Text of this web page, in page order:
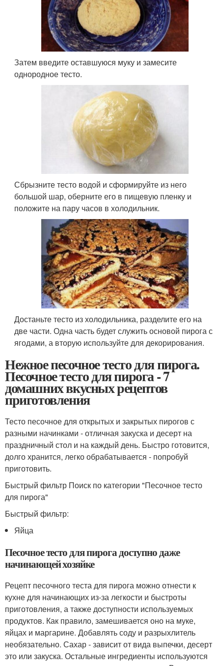
Затем введите оставшуюся муку и замесите
однородное тесто.
Сбрызните тесто водой и сформируйте из него
большой шар, оберните его в пищевую пленку и
положите на пару часов в холодильник.
Достаньте тесто из холодильника, разделите его на
две части. Одна часть будет служить основой пирога с
ягодами, а вторую используйте для декорирования.
Нежное песочное тесто для пирога.
Песочное тесто для пирога - 7
домашних вкусных рецептов
приготовления
Тесто песочное для открытых и закрытых пирогов с
разными начинками - отличная закуска и десерт на
праздничный стол и на каждый день. Быстро готовится,
долго хранится, легко обрабатывается - попробуй
приготовить.
Быстрый фильтр Поиск по категории "Песочное тесто
для пирога"
Быстрый фильтр:
Яйца
Песочное тесто для пирога доступно даже
начинающей хозяйке
Рецепт песочного теста для пирога можно отнести к
кухне для начинающих из-за легкости и быстроты
приготовления, а также доступности используемых
продуктов. Как правило, замешивается оно на муке,
яйцах и маргарине. Добавлять соду и разрыхлитель
необязательно. Сахар - зависит от вида выпечки, десерт
это или закуска. Остальные ингредиенты используются